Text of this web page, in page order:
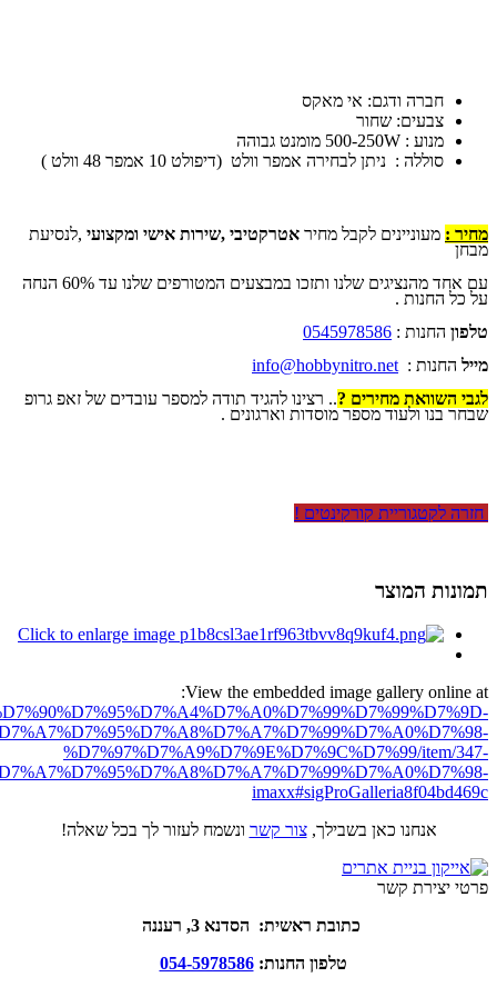
חברה ודגם: אי מאקס
צבעים: שחור
מנוע : 500-250W מומנט גבוהה
סוללה : ניתן לבחירה אמפר וולט (דיפולט 10 אמפר 48 וולט )
מחיר : מעוניינים לקבל מחיר אטרקטיבי ,שירות אישי ומקצועי ,לנסיעת
מבחן
עם אחד מהנציגים שלנו ותזכו במבצעים המטורפים שלנו עד 60% הנחה
על כל החנות .
טלפון החנות : 0545978586
מייל החנות : info@hobbynitro.net
לגבי השוואת מחירים ?.. רצינו להגיד תודה למספר עובדים של זאפ גרופ
שבחר בנו ולעוד מספר מוסדות וארגונים .
חזרה לקטגוריית קורקינטים !
תמונות המוצר
View the embedded image gallery online at:
%D7%97%D7%A9%D7%9E%D7%9C%D7%99/item/347-
imaxx#sigProGalleria8f04bd469c
אנחנו כאן בשבילך,צור קשר ונשמח לעזור לך בכל שאלה!
פרטי יצירת קשר
כתובת ראשית: הסדנא 3, רעננה
טלפון החנות:054-5978586